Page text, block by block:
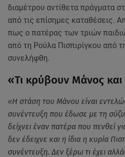
διαμέτρου αντίθετα πράγματα
από τις επίσημες καταθέσεις.
πως ο πατέρας των τριών
από τη Ρούλα Πισπιρίγκου από
συνελήφθη.
«Τι κρύβουν Μάνος
«Η στάση του Μάνου είναι
συνέντευξη που έδωσε με τη
δείχνει έναν πατέρα που πενθεί
δεν έδειχνε και η ίδια η κυρία
συνέντευξη. Δεν ξέρω τι έχει